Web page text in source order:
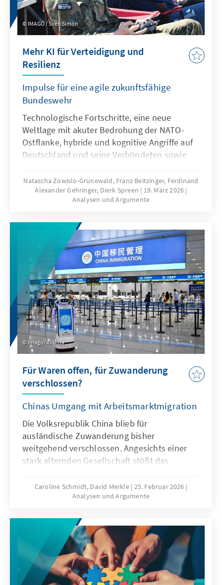
IMAGO / Sven Simon
Mehr KI für Verteidigung und
Resilienz
Impulse für eine agile zukunftsfähige
Bundeswehr
Technologische Fortschritte, eine neue
Weltlage mit akuter Bedrohung der NATO-
Ostflanke, hybride und kognitive Angriffe auf
Deutschland und seine Verbündeten sowie
stellen die Bundeswehr vor neue
Herausforderungen. Künstliche Intelligenz ist
aber nicht nur Treiber bei diesen
Antwort. Dafür bedarf es einer KI-Strategie,
die wesentliche Herausforderungen gezielt
adressiert und die Möglichkeiten von KI nach
ethischen Richtlinien aktiv nutzt, um effizient
abschrecken zu können.
Natascha Zowislo-Grünewald, Franz Beitzinger, Ferdinand
Alexander Gehringer, Dierk Spreen
19. März 2026
Analysen und Argumente
Imago/ Xinhua
Für Waren offen, für Zuwanderung
verschlossen?
Chinas Umgang mit Arbeitsmarktmigration
Die Volksrepublik China blieb für
ausländische Zuwanderung bisher
weitgehend verschlossen. Angesichts einer
stark alternden Gesellschaft stößt das
seine Grenzen, was die gezielte Anwerbung
ausländischer Fach- und Arbeitskräfte auf
Deutschland und Europa könnte mit China ein
neuer Wettbewerber im globalen Wettbewerb
um Talente entstehen.
Caroline Schmidt, David Merkle 25. Februar 2026
Analysen und Argumente